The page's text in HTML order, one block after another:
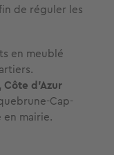
de réguler les
en meublé
Côte d'Azur
Cap-
en mairie.